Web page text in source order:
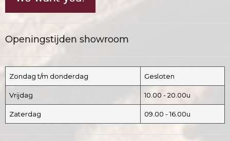
Openingstijden showroom
Zondag t/m donderdag Gesloten
Vrijdag 10.00 - 20.00u
Zaterdag 09.00 - 16.00u